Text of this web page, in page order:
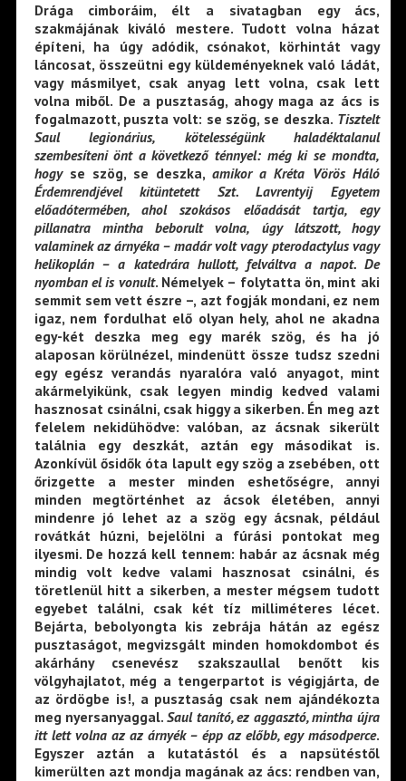
Drága cimboráim, élt a sivatagban egy ács,
szakmájának kiváló mestere. Tudott volna házat
építeni, ha úgy adódik, csónakot, körhintát vagy
láncosat, összeütni egy küldeményeknek való ládát,
vagy másmilyet, csak anyag lett volna, csak lett
volna miből. De a pusztaság, ahogy maga az ács is
fogalmazott, puszta volt: se szög, se deszka. Tisztelt
Saul legionárius,
kötelességünk haladéktalanul
szembesíteni önt a következő ténnyel: még ki se mondta,
hogyse szög, se deszka,amikor a Kréta Vörös Háló
Érdemrendjével kitüntetett Szt. Lavrentyij
Egyetem
előadótermében, ahol szokásos előadását tartja, egy
pillanatra mintha beborult
volna,
úgy látszott, hogy
valaminek az árnyéka – madár volt vagy pterodactylus vagy
helikoplán – a katedrára hullott, felváltva a napot. De
nyomban el is vonult. Némelyek – folytatta ön, mint aki
semmit sem vett észre –, azt fogják mondani, ez nem
igaz, nem fordulhat elő olyan hely, ahol ne akadna
egy-két deszka meg egy marék szög, és ha jó
alaposan körülnézel, mindenütt össze tudsz szedni
egy egész verandás nyaralóra való anyagot, mint
akármelyikünk, csak legyen mindig kedved valami
hasznosat csinálni, csak higgy a sikerben. Én meg azt
felelem nekidühödve: valóban, az ácsnak sikerült
találnia egy deszkát, aztán egy másodikat is.
Azonkívül ősidők óta lapult egy szög a zsebében, ott
őrizgette a mester minden eshetőségre, annyi
minden megtörténhet az ácsok életében, annyi
mindenre jó lehet az a szög egy ácsnak, például
rovátkát húzni, bejelölni a fúrási pontokat meg
ilyesmi. De hozzá kell tennem: habár az ácsnak még
mindig volt kedve valami hasznosat csinálni, és
töretlenül hitt a sikerben, a mester mégsem tudott
egyebet találni, csak két tíz milliméteres lécet.
Bejárta, bebolyongta kis zebrája hátán az egész
pusztaságot, megvizsgált minden homokdombot és
akárhány csenevész szakszaullal benőtt kis
völgyhajlatot, még a tengerpartot is végigjárta, de
az ördögbe is!, a pusztaság csak nem ajándékozta
meg nyersanyaggal.Saul tanító, ez aggasztó, mintha újra
itt lett volna az az árnyék – épp az előbb, egy másodperce.
Egyszer aztán a kutatástól és a napsütéstől
kimerülten azt mondja magának az ács: rendben van,